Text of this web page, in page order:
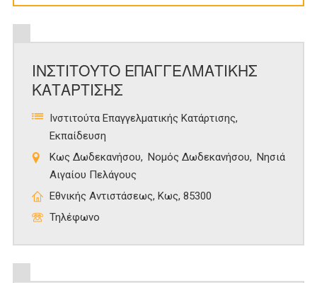
ΙΝΣΤΙΤΟΥΤΟ ΕΠΑΓΓΕΛΜΑΤΙΚΗΣ
ΚΑΤΑΡΤΙΣΗΣ
Ινστιτούτα Επαγγελματικής Κατάρτισης
Εκπαίδευση
Κως Δωδεκανήσου
Νομός Δωδεκανήσου
Νησιά
Αιγαίου Πελάγους
Εθνικής Αντιστάσεως, Κως, 85300
Τηλέφωνο